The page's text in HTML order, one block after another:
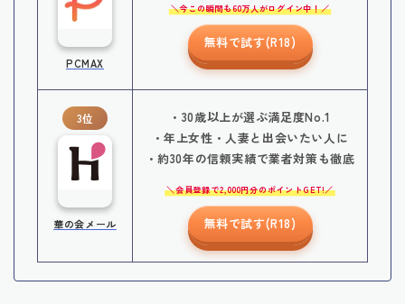
PCMAX
今この瞬間も60万人がログイン中！
無料で試す(R18)
3位
華の会メール
・30歳以上が選ぶ満足度No.1
・年上女性・人妻と出会いたい人に
・約30年の信頼実績で業者対策も徹底
会員登録で2,000円分のポイントGET!
無料で試す(R18)